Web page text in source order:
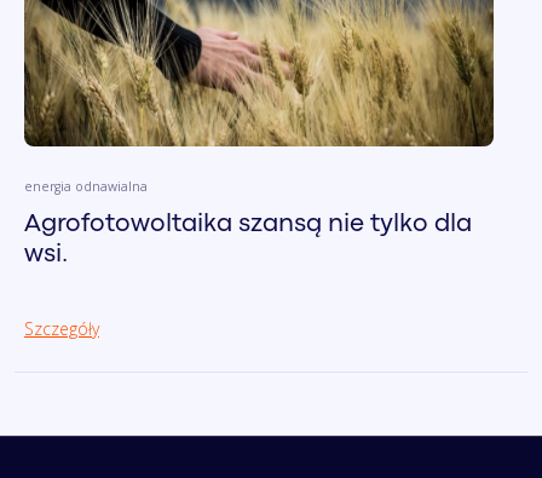
energia odnawialna
Agrofotowoltaika szansą nie tylko dla
wsi.
Szczegóły